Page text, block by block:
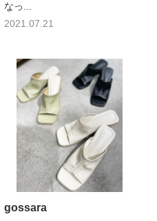
なっ...
2021.07.21
gossara